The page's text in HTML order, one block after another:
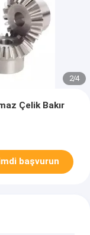
2/4
Çelik Bakır
başvurun